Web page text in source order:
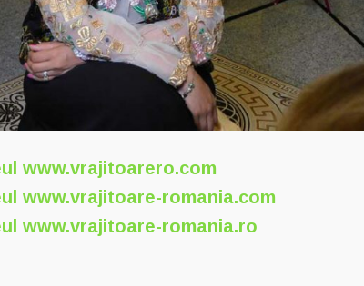
www.vrajitoarero.com
www.vrajitoare-romania.com
www.vrajitoare-romania.ro